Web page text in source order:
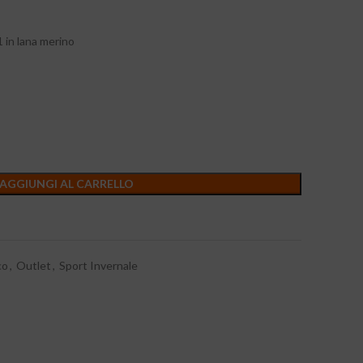
in lana merino
AL CARRELLO
, Outlet , Sport Invernale